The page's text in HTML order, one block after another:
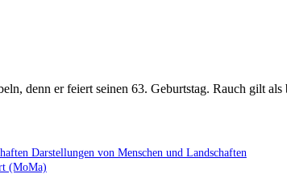
denn er feiert seinen 63. Geburtstag. Rauch gilt
Darstellungen von Menschen und Landschaften
(MoMa)